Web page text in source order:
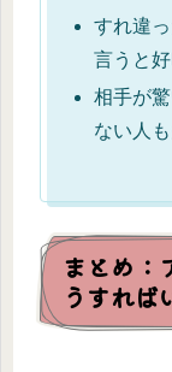
すれ違
言うと
相手が
ない人も
まとめ：
うすれば